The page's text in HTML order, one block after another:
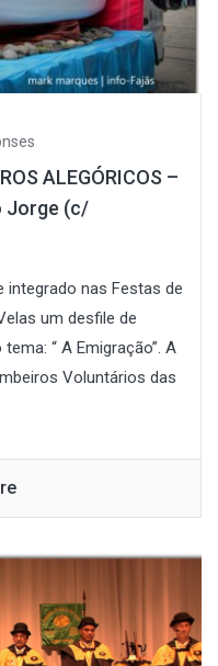
ALEGÓRICOS –
Jorge (c/
integrado nas Festas de
um desfile de
“ A Emigração”. A
Voluntários das